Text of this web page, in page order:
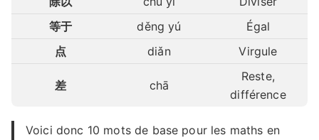
等于
děng yú
Égal
点
diǎn Virgule
差 chā
Reste,
différence
Voici donc 10 mots de base pour les maths en